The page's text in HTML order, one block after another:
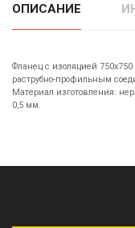
ОПИСАНИЕ
Фланец с изоляцией
раструбно-профильным
Материал изготовления:
0,5 мм.